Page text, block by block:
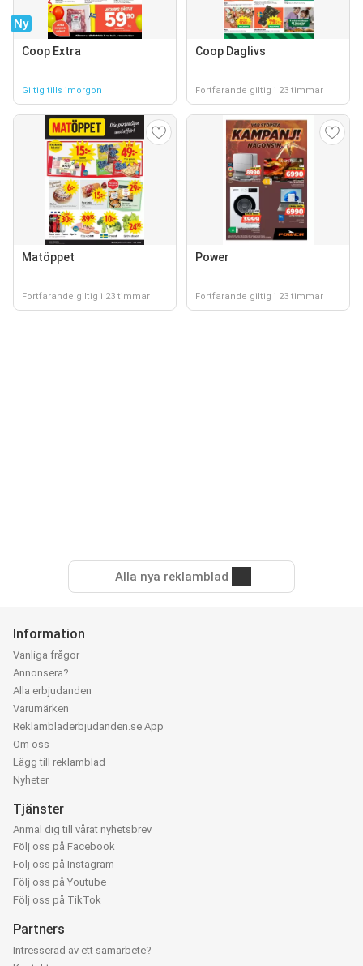
Ny
Coop Extra
Giltig tills imorgon
Coop Daglivs
Fortfarande giltig i 23 timmar
Matöppet
Fortfarande giltig i 23 timmar
Power
Fortfarande giltig i 23 timmar
Alla nya reklamblad
Information
Vanliga frågor
Annonsera?
Alla erbjudanden
Varumärken
Reklambladerbjudanden.se App
Om oss
Lägg till reklamblad
Nyheter
Tjänster
Anmäl dig till vårat nyhetsbrev
Följ oss på Facebook
Följ oss på Instagram
Följ oss på Youtube
Följ oss på TikTok
Partners
Intresserad av ett samarbete?